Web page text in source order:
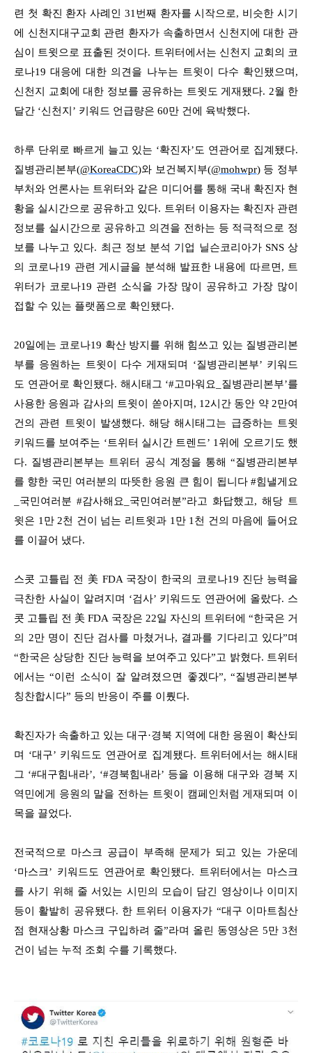
련 첫 확진 환자 사례인 31번째 환자를 시작으로, 비슷한 시기
에 신천지대구교회 관련 환자가 속출하면서 신천지에 대한 관
심이 트윗으로 표출된 것이다. 트위터에서는 신천지 교회의 코
로나19 대응에 대한 의견을 나누는 트윗이 다수 확인됐으며,
신천지 교회에 대한 정보를 공유하는 트윗도 게재됐다. 2월 한
달간 ‘신천지’ 키워드 언급량은 60만 건에 육박했다.
하루 단위로 빠르게 늘고 있는 ‘확진자’도 연관어로 집계됐다.
질병관리본부(@KoreaCDC)와 보건복지부(@mohwpr) 등 정부
부처와 언론사는 트위터와 같은 미디어를 통해 국내 확진자 현
황을 실시간으로 공유하고 있다. 트위터 이용자는 확진자 관련
정보를 실시간으로 공유하고 의견을 전하는 등 적극적으로 정
보를 나누고 있다. 최근 정보 분석 기업 닐슨코리아가 SNS 상
의 코로나19 관련 게시글을 분석해 발표한 내용에 따르면, 트
위터가 코로나19 관련 소식을 가장 많이 공유하고 가장 많이
접할 수 있는 플랫폼으로 확인됐다.
20일에는 코로나19 확산 방지를 위해 힘쓰고 있는 질병관리본
부를 응원하는 트윗이 다수 게재되며 ‘질병관리본부’ 키워드
도 연관어로 확인됐다. 해시태그 ‘#고마워요_질병관리본부’를
사용한 응원과 감사의 트윗이 쏟아지며, 12시간 동안 약 2만여
건의 관련 트윗이 발생했다. 해당 해시태그는 급증하는 트윗
키워드를 보여주는 ‘트위터 실시간 트렌드’ 1위에 오르기도 했
다. 질병관리본부는 트위터 공식 계정을 통해 “질병관리본부
를 향한 국민 여러분의 따뜻한 응원 큰 힘이 됩니다 #힘낼게요
_국민여러분 #감사해요_국민여러분”라고 화답했고, 해당 트
윗은 1만 2천 건이 넘는 리트윗과 1만 1천 건의 마음에 들어요
를 이끌어 냈다.
스콧 고틀립 전 美 FDA 국장이 한국의 코로나19 진단 능력을
극찬한 사실이 알려지며 ‘검사’ 키워드도 연관어에 올랐다. 스
콧 고틀립 전 美 FDA 국장은 22일 자신의 트위터에 “한국은 거
의 2만 명이 진단 검사를 마쳤거나, 결과를 기다리고 있다”며
“한국은 상당한 진단 능력을 보여주고 있다”고 밝혔다. 트위터
에서는 “이런 소식이 잘 알려졌으면 좋겠다”, “질병관리본부
칭찬합시다” 등의 반응이 주를 이뤘다.
확진자가 속출하고 있는 대구·경북 지역에 대한 응원이 확산되
며 ‘대구’ 키워드도 연관어로 집계됐다. 트위터에서는 해시태
그 ‘#대구힘내라’, ‘#경북힘내라’ 등을 이용해 대구와 경북 지
역민에게 응원의 말을 전하는 트윗이 캠페인처럼 게재되며 이
목을 끌었다.
전국적으로 마스크 공급이 부족해 문제가 되고 있는 가운데
‘마스크’ 키워드도 연관어로 확인됐다. 트위터에서는 마스크
를 사기 위해 줄 서있는 시민의 모습이 담긴 영상이나 이미지
등이 활발히 공유됐다. 한 트위터 이용자가 “대구 이마트침산
점 현재상황 마스크 구입하려 줄”라며 올린 동영상은 5만 3천
건이 넘는 누적 조회 수를 기록했다.